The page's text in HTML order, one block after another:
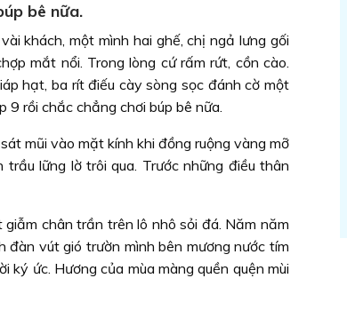
bê nữa.
khách, một mình hai ghế, chị ngả lưng gối
mắt nổi. Trong lòng cứ rấm rứt, cồn cào.
hạt, ba rít điếu cày sòng sọc đánh cờ một
9 rồi chắc chẳng chơi búp bê nữa.
mũi vào mặt kính khi đồng ruộng vàng mỡ
lững lờ trôi qua. Trước những điều thân
chân trần trên lô nhô sỏi đá. Năm năm
vút gió trườn mình bên mương nước tím
ký ức. Hương của mùa màng quền quện mùi